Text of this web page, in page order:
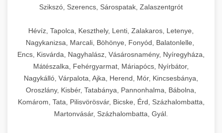
Szikszó, Szerencs, Sárospatak, Zalaszentgrót
Hévíz, Tapolca, Keszthely, Lenti, Zalakaros, Letenye,
Nagykanizsa, Marcali, Böhönye, Fonyód, Balatonlelle,
Encs, Kisvárda, Nagyhalász, Vásárosnamény, Nyíregyháza,
Mátészalka, Fehérgyarmat, Máriapócs, Nyírbátor,
Nagykálló, Várpalota, Ajka, Herend, Mór, Kincsesbánya,
Oroszlány, Kisbér, Tatabánya, Pannonhalma, Bábolna,
Komárom, Tata, Pilisvörösvár, Bicske, Érd, Százhalombatta,
Martonvásár, Százhalombatta, Gyál.